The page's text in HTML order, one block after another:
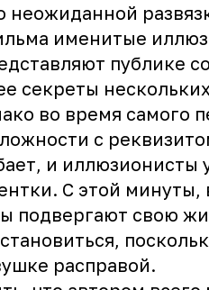
неожиданной
именитые
публике
секреты
во время самого
с
и иллюзионисты
С этой
подвергают свою
расправой.